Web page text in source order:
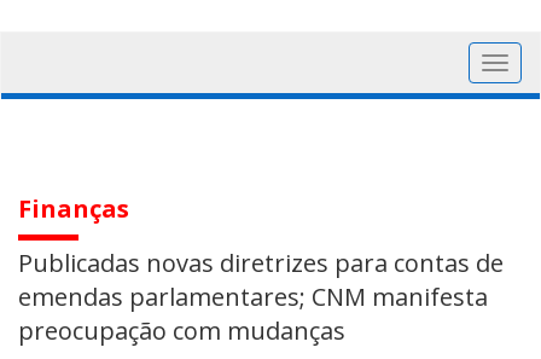
Finanças
Publicadas novas diretrizes para contas de
emendas parlamentares; CNM manifesta
preocupação com mudanças